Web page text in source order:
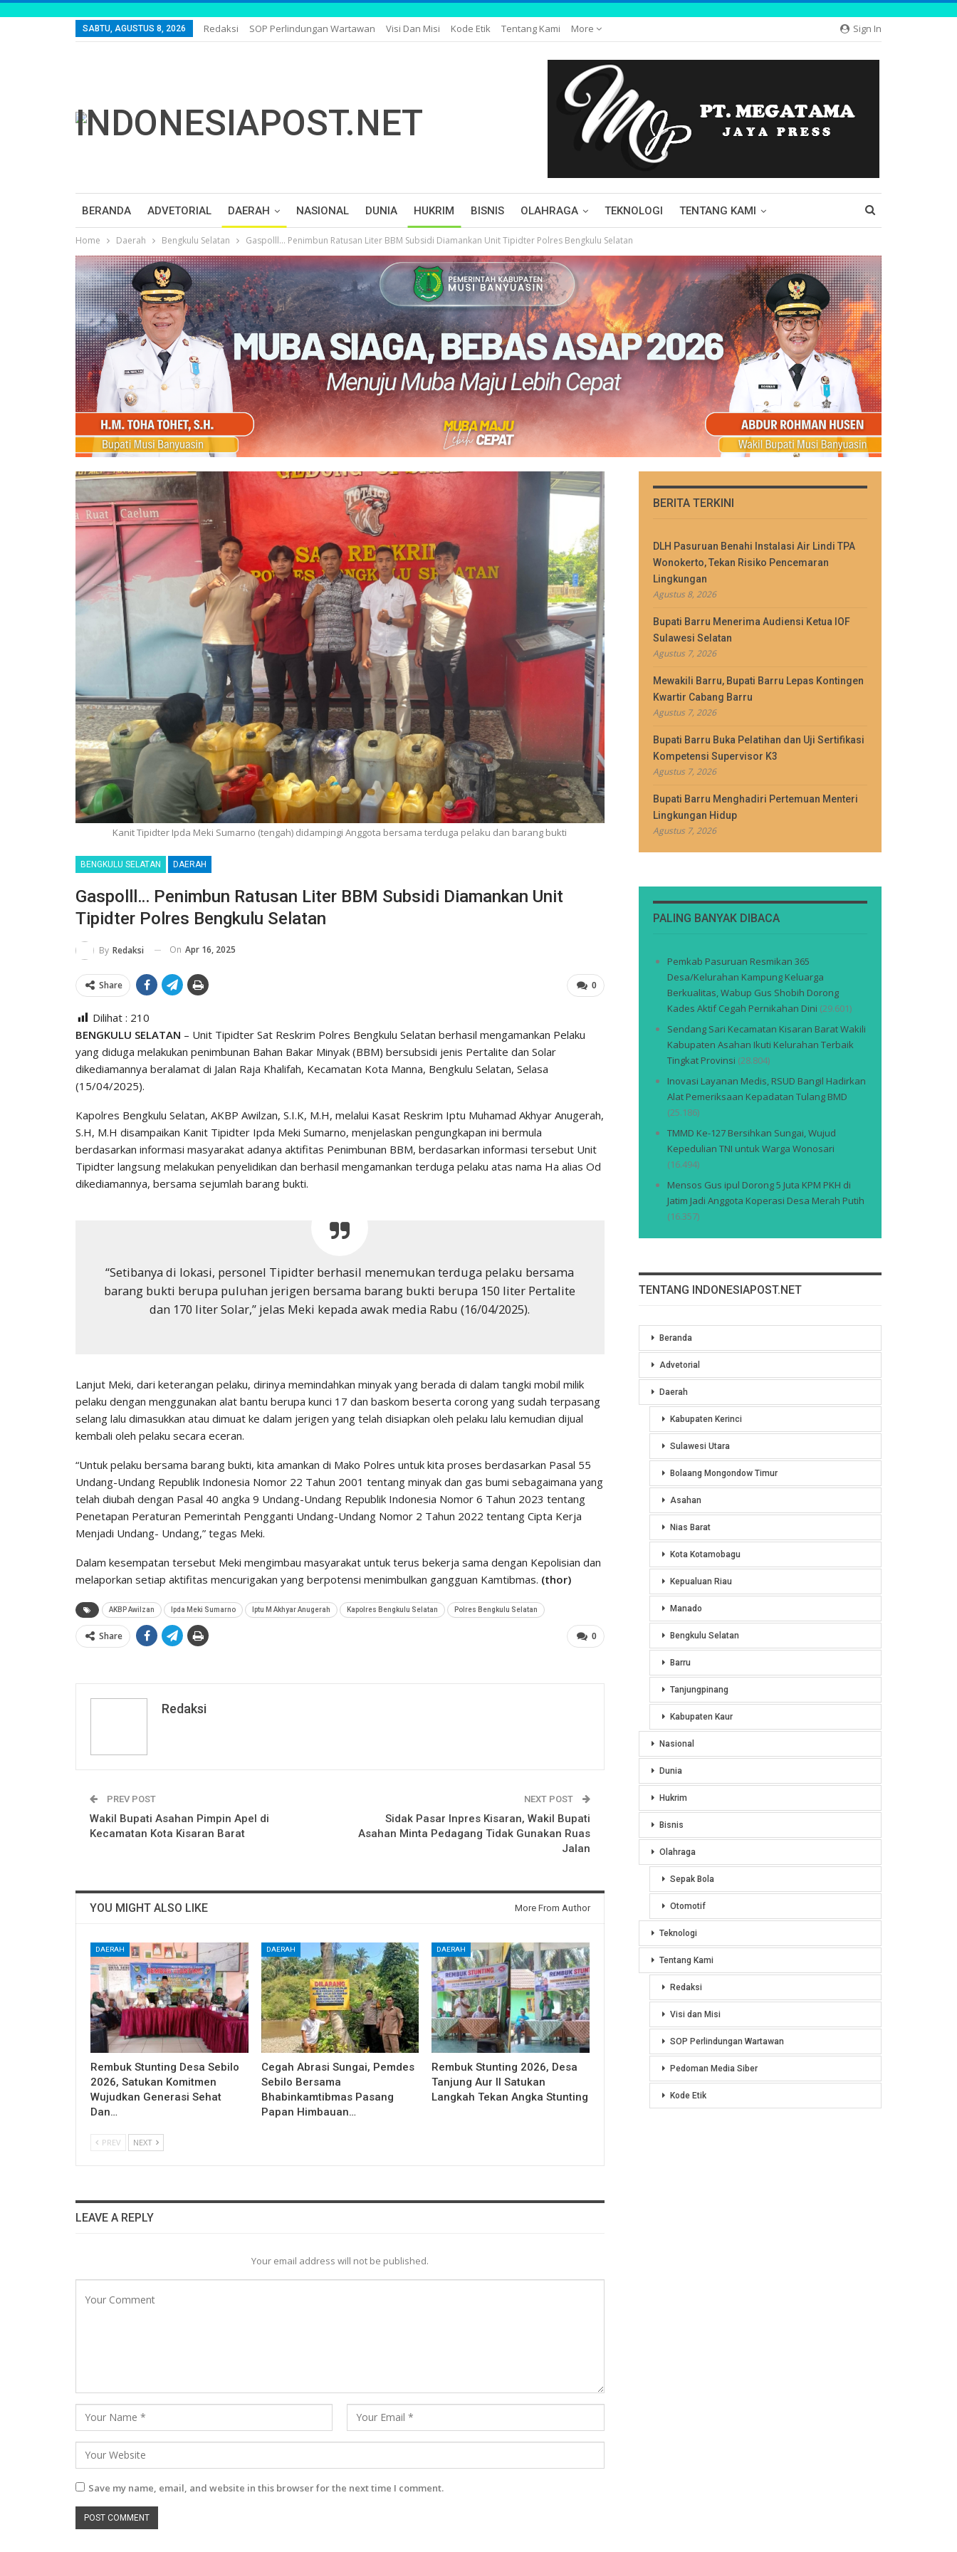
Sign In
SABTU, AGUSTUS 8, 2026 Redaksi SOP Perlindungan Wartawan Visi Dan Misi Kode Etik Tentang Kami More
BERANDA ADVETORIAL DAERAH NASIONAL DUNIA HUKRIM BISNIS OLAHRAGA TEKNOLOGI TENTANG KAMI
Home Daerah Bengkulu Selatan Gaspolll… Penimbun Ratusan Liter BBM Subsidi Diamankan Unit Tipidter Polres Bengkulu Selatan
Kanit Tipidter Ipda Meki Sumarno (tengah) didampingi Anggota bersama terduga pelaku dan barang bukti
BENGKULU SELATAN DAERAH
Gaspolll… Penimbun Ratusan Liter BBM Subsidi Diamankan Unit
Tipidter Polres Bengkulu Selatan
By Redaksi On Apr 16, 2025
0
Share
Dilihat : 210
BENGKULU SELATAN – Unit Tipidter Sat Reskrim Polres Bengkulu Selatan berhasil mengamankan Pelaku
yang diduga melakukan penimbunan Bahan Bakar Minyak (BBM) bersubsidi jenis Pertalite dan Solar
dikediamannya beralamat di Jalan Raja Khalifah, Kecamatan Kota Manna, Bengkulu Selatan, Selasa
(15/04/2025).
Kapolres Bengkulu Selatan, AKBP Awilzan, S.I.K, M.H, melalui Kasat Reskrim Iptu Muhamad Akhyar Anugerah,
S.H, M.H disampaikan Kanit Tipidter Ipda Meki Sumarno, menjelaskan pengungkapan ini bermula
berdasarkan informasi masyarakat adanya aktifitas Penimbunan BBM, berdasarkan informasi tersebut Unit
Tipidter langsung melakukan penyelidikan dan berhasil mengamankan terduga pelaku atas nama Ha alias Od
dikediamannya, bersama sejumlah barang bukti.
“Setibanya di lokasi, personel Tipidter berhasil menemukan terduga pelaku bersama
barang bukti berupa puluhan jerigen bersama barang bukti berupa 150 liter Pertalite
dan 170 liter Solar,” jelas Meki kepada awak media Rabu (16/04/2025).
Lanjut Meki, dari keterangan pelaku, dirinya memindahkan minyak yang berada di dalam tangki mobil milik
pelaku dengan menggunakan alat bantu berupa kunci 17 dan baskom beserta corong yang sudah terpasang
selang lalu dimasukkan atau dimuat ke dalam jerigen yang telah disiapkan oleh pelaku lalu kemudian dijual
kembali oleh pelaku secara eceran.
“Untuk pelaku bersama barang bukti, kita amankan di Mako Polres untuk kita proses berdasarkan Pasal 55
Undang-Undang Republik Indonesia Nomor 22 Tahun 2001 tentang minyak dan gas bumi sebagaimana yang
telah diubah dengan Pasal 40 angka 9 Undang-Undang Republik Indonesia Nomor 6 Tahun 2023 tentang
Penetapan Peraturan Pemerintah Pengganti Undang-Undang Nomor 2 Tahun 2022 tentang Cipta Kerja
Menjadi Undang- Undang,” tegas Meki.
Dalam kesempatan tersebut Meki mengimbau masyarakat untuk terus bekerja sama dengan Kepolisian dan
melaporkan setiap aktifitas mencurigakan yang berpotensi menimbulkan gangguan Kamtibmas. (thor)
AKBP Awilzan Ipda Meki Sumarno Iptu M Akhyar Anugerah Kapolres Bengkulu Selatan Polres Bengkulu Selatan
0
Share
Redaksi
PREV POST
Wakil Bupati Asahan Pimpin Apel di
Kecamatan Kota Kisaran Barat
NEXT POST
Sidak Pasar Inpres Kisaran, Wakil Bupati
Asahan Minta Pedagang Tidak Gunakan Ruas
Jalan
YOU MIGHT ALSO LIKE More From Author
DAERAH
Rembuk Stunting Desa Sebilo
2026, Satukan Komitmen
Wujudkan Generasi Sehat
Dan…
DAERAH
Cegah Abrasi Sungai, Pemdes
Sebilo Bersama
Bhabinkamtibmas Pasang
Papan Himbauan…
DAERAH
Rembuk Stunting 2026, Desa
Tanjung Aur II Satukan
Langkah Tekan Angka Stunting
PREV NEXT
LEAVE A REPLY
Your email address will not be published.
Save my name, email, and website in this browser for the next time I comment.
BERITA TERKINI
DLH Pasuruan Benahi Instalasi Air Lindi TPA
Wonokerto, Tekan Risiko Pencemaran
Lingkungan
Agustus 8, 2026
Bupati Barru Menerima Audiensi Ketua IOF
Sulawesi Selatan
Agustus 7, 2026
Mewakili Barru, Bupati Barru Lepas Kontingen
Kwartir Cabang Barru
Agustus 7, 2026
Bupati Barru Buka Pelatihan dan Uji Sertifikasi
Kompetensi Supervisor K3
Agustus 7, 2026
Bupati Barru Menghadiri Pertemuan Menteri
Lingkungan Hidup
Agustus 7, 2026
PALING BANYAK DIBACA
Pemkab Pasuruan Resmikan 365
Desa/Kelurahan Kampung Keluarga
Berkualitas, Wabup Gus Shobih Dorong
Kades Aktif Cegah Pernikahan Dini (29.601)
Sendang Sari Kecamatan Kisaran Barat Wakili
Kabupaten Asahan Ikuti Kelurahan Terbaik
Tingkat Provinsi (28.804)
Inovasi Layanan Medis, RSUD Bangil Hadirkan
Alat Pemeriksaan Kepadatan Tulang BMD
(25.186)
TMMD Ke-127 Bersihkan Sungai, Wujud
Kepedulian TNI untuk Warga Wonosari
(16.494)
Mensos Gus ipul Dorong 5 Juta KPM PKH di
Jatim Jadi Anggota Koperasi Desa Merah Putih
(16.357)
TENTANG INDONESIAPOST.NET
Beranda
Advetorial
Daerah
Kabupaten Kerinci
Sulawesi Utara
Bolaang Mongondow Timur
Asahan
Nias Barat
Kota Kotamobagu
Kepualuan Riau
Manado
Bengkulu Selatan
Barru
Tanjungpinang
Kabupaten Kaur
Nasional
Dunia
Hukrim
Bisnis
Olahraga
Sepak Bola
Otomotif
Teknologi
Tentang Kami
Redaksi
Visi dan Misi
SOP Perlindungan Wartawan
Pedoman Media Siber
Kode Etik